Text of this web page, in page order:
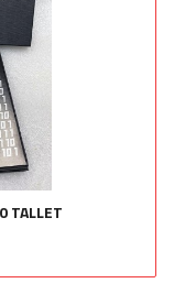
TALLET